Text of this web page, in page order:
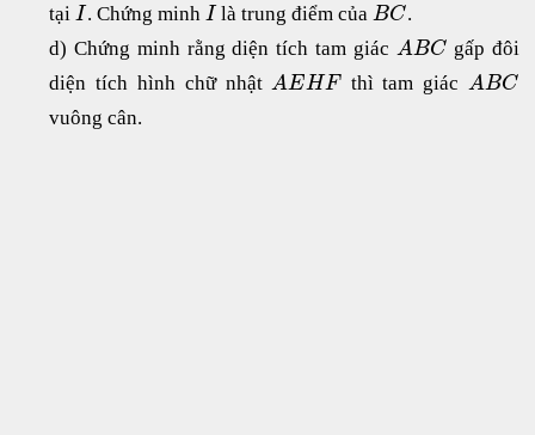
tạiI . Chứng minh I là trung điểm củaBC.
d) Chứng minh rằng diện tích tam giác ABC gấp đôi
diện tích hình chữ nhậtAEHFthì tam giácABC
vuông cân.